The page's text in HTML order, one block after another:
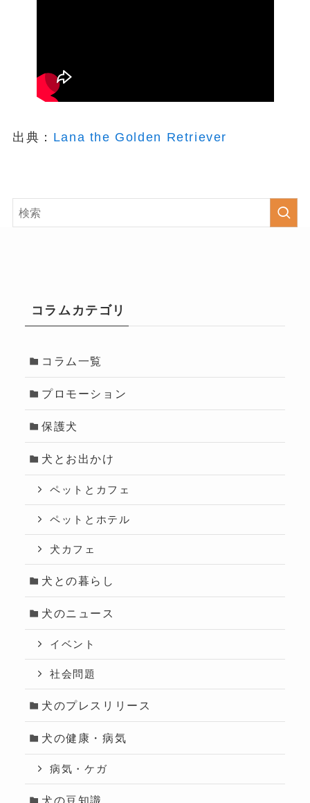
出典： Lana the Golden Retriever
コラムカテゴリ
コラム一覧
プロモーション
保護犬
犬とお出かけ
ペットとカフェ
ペットとホテル
犬カフェ
犬との暮らし
犬のニュース
イベント
社会問題
犬のプレスリリース
犬の健康・病気
病気・ケガ
犬の豆知識